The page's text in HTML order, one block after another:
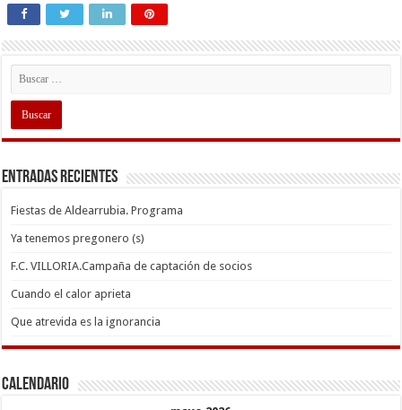
Entradas recientes
Fiestas de Aldearrubia. Programa
Ya tenemos pregonero (s)
F.C. VILLORIA.Campaña de captación de socios
Cuando el calor aprieta
Que atrevida es la ignorancia
Calendario